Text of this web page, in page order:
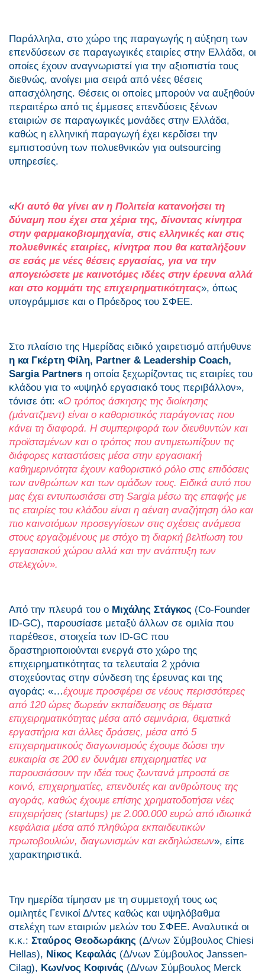
Παράλληλα, στο χώρο της παραγωγής η αύξηση των
επενδύσεων σε παραγωγικές εταιρίες στην Ελλάδα, οι
οποίες έχουν αναγνωριστεί για την αξιοπιστία τους
διεθνώς, ανοίγει μια σειρά από νέες θέσεις
απασχόλησης. Θέσεις οι οποίες μπορούν να αυξηθούν
περαιτέρω από τις έμμεσες επενδύσεις ξένων
εταιριών σε παραγωγικές μονάδες στην Ελλάδα,
καθώς η ελληνική παραγωγή έχει κερδίσει την
εμπιστοσύνη των πολυεθνικών για outsourcing
υπηρεσίες.
«Κι αυτό θα γίνει αν η Πολιτεία κατανοήσει τη
δύναμη που έχει στα χέρια της, δίνοντας κίνητρα
στην φαρμακοβιομηχανία, στις ελληνικές και στις
πολυεθνικές εταιρίες, κίνητρα που θα καταλήξουν
σε εσάς με νέες θέσεις εργασίας, για να την
απογειώσετε με καινοτόμες ιδέες στην έρευνα αλλά
και στο κομμάτι της επιχειρηματικότητας», όπως
υπογράμμισε και ο Πρόεδρος του ΣΦΕΕ.
Στο πλαίσιο της Ημερίδας ειδικό χαιρετισμό απήυθυνε
η κα Γκέρτη Φίλη, Partner & Leadership Coach,
Sargia Partners η οποία ξεχωρίζοντας τις εταιρίες του
κλάδου για το «υψηλό εργασιακό τους περιβάλλον»,
τόνισε ότι: «Ο τρόπος άσκησης της διοίκησης
(μάνατζμεντ) είναι ο καθοριστικός παράγοντας που
κάνει τη διαφορά. Η συμπεριφορά των διευθυντών και
προϊσταμένων και ο τρόπος που αντιμετωπίζουν τις
διάφορες καταστάσεις μέσα στην εργασιακή
καθημερινότητα έχουν καθοριστικό ρόλο στις επιδόσεις
των ανθρώπων και των ομάδων τους. Ειδικά αυτό που
μας έχει εντυπωσιάσει στη Sargia μέσω της επαφής με
τις εταιρίες του κλάδου είναι η αέναη αναζήτηση όλο και
πιο καινοτόμων προσεγγίσεων στις σχέσεις ανάμεσα
στους εργαζομένους με στόχο τη διαρκή βελτίωση του
εργασιακού χώρου αλλά και την ανάπτυξη των
στελεχών».
Από την πλευρά του ο Μιχάλης Στάγκος (Co-Founder
ID-GC), παρουσίασε μεταξύ άλλων σε ομιλία που
παρέθεσε, στοιχεία των ID-GC που
δραστηριοποιούνται ενεργά στο χώρο της
επιχειρηματικότητας τα τελευταία 2 χρόνια
στοχεύοντας στην σύνδεση της έρευνας και της
αγοράς: «…έχουμε προσφέρει σε νέους περισσότερες
από 120 ώρες δωρεάν εκπαίδευσης σε θέματα
επιχειρηματικότητας μέσα από σεμινάρια, θεματικά
εργαστήρια και άλλες δράσεις, μέσα από 5
επιχειρηματικούς διαγωνισμούς έχουμε δώσει την
ευκαιρία σε 200 εν δυνάμει επιχειρηματίες να
παρουσιάσουν την ιδέα τους ζωντανά μπροστά σε
κοινό, επιχειρηματίες, επενδυτές και ανθρώπους της
αγοράς, καθώς έχουμε επίσης χρηματοδοτήσει νέες
επιχειρήσεις (startups) με 2.000.000 ευρώ από ιδιωτικά
κεφάλαια μέσα από πληθώρα εκπαιδευτικών
πρωτοβουλιών, διαγωνισμών και εκδηλώσεων», είπε
χαρακτηριστικά.
Την ημερίδα τίμησαν με τη συμμετοχή τους ως
ομιλητές Γενικοί Δ/ντες καθώς και υψηλόβαθμα
στελέχη των εταιριών μελών του ΣΦΕΕ. Αναλυτικά οι
κ.κ.: Σταύρος Θεοδωράκης (Δ/νων Σύμβουλος Chiesi
Hellas), Νίκος Κεφαλάς (Δ/νων Σύμβουλος Janssen-
Cilag), Κων/νος Κοφινάς (Δ/νων Σύμβουλος Merck